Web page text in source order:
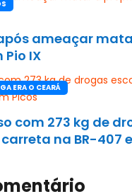
ameaçar
IX
ERA O CEARÁ
com 273 kg de
na BR-407